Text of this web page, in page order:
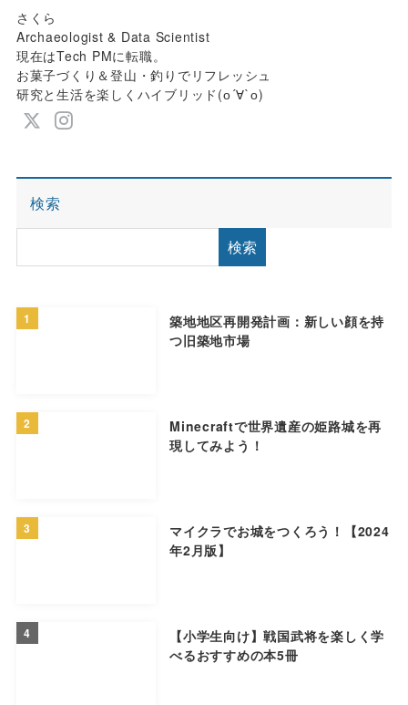
さくら
Archaeologist & Data Scientist
現在はTech PMに転職。
お菓子づくり＆登山・釣りでリフレッシュ
研究と生活を楽しくハイブリッド(о´∀`о)
検索
検索
1
築地地区再開発計画：新しい顔を持
つ旧築地市場
2
Minecraftで世界遺産の姫路城を再
現してみよう！
3
マイクラでお城をつくろう！【2024
年2月版】
4
【小学生向け】戦国武将を楽しく学
べるおすすめの本5冊